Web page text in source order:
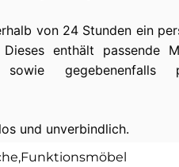
von 24 Stunden ein
enthält passende
gegebenenfalls
und unverbindlich.
,Funktionsmöbel